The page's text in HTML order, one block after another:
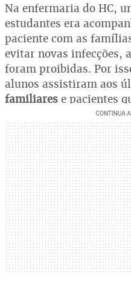
Na enfermaria do HC,
estudantes era
paciente com as
evitar novas infecções,
foram proibidas. Por
alunos assistiram aos
familiares e pacientes